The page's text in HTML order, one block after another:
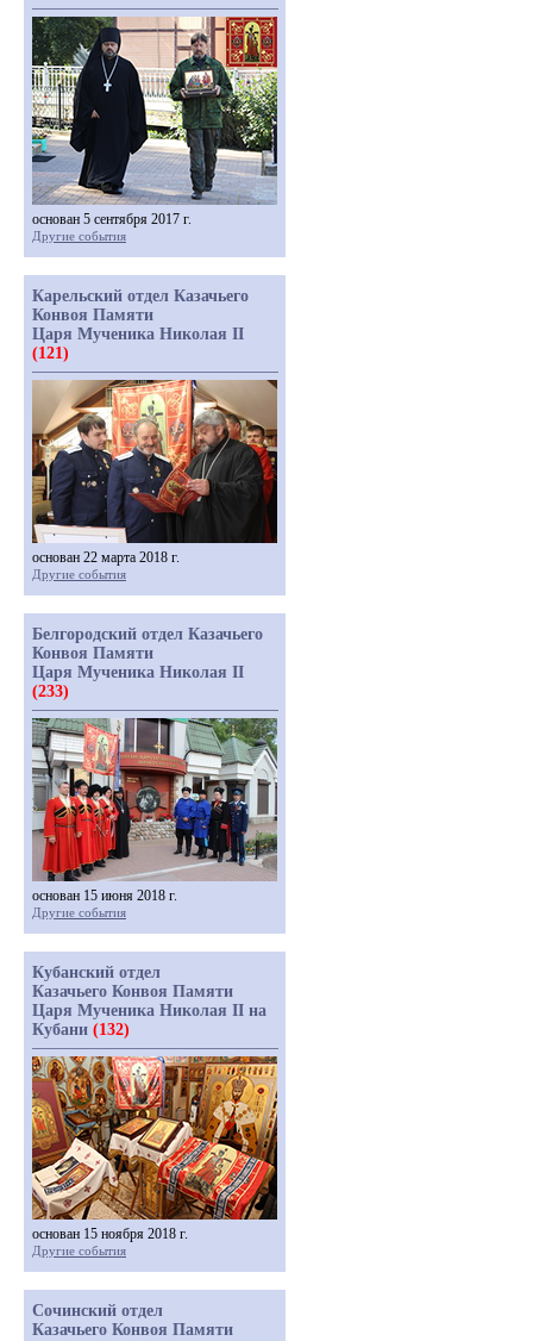
основан 5 сентября 2017 г.
Другие события
Карельский отдел Казачьего
Конвоя Памяти
Царя Мученика Николая II
(121)
основан 22 марта 2018 г.
Другие события
Белгородский отдел Казачьего
Конвоя Памяти
Царя Мученика Николая II
(233)
основан 15 июня 2018 г.
Другие события
Кубанский отдел
Казачьего Конвоя Памяти
Царя Мученика Николая II на
Кубани (132)
основан 15 ноября 2018 г.
Другие события
Сочинский отдел
Казачьего Конвоя Памяти